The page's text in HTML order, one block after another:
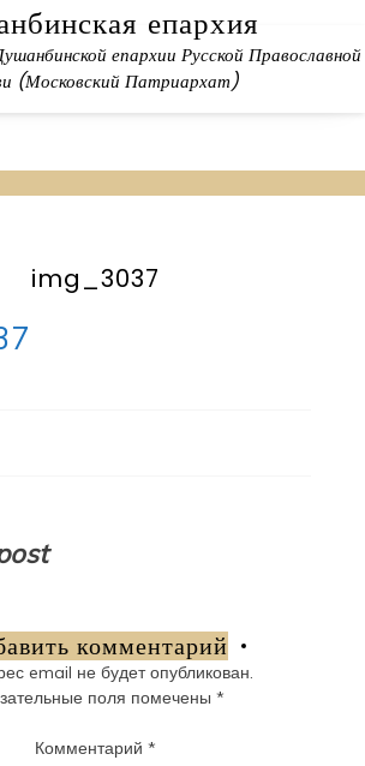
епархия
епархии Русской Православной
(Московский Патриархат)
img_3037
комментарий
email не будет опубликован.
поля помечены *
Комментарий*